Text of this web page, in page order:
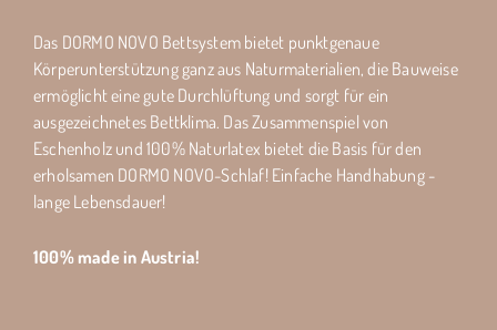
Das DORMO NOVO Bettsystem bietet punktgenaue
Körperunterstützung ganz aus Naturmaterialien, die Bauweise
ermöglicht eine gute Durchlüftung und sorgt für ein
ausgezeichnetes Bettklima. Das Zusammenspiel von
Eschenholz und 100% Naturlatex bietet die Basis für den
erholsamen DORMO NOVO-Schlaf! Einfache Handhabung -
lange Lebensdauer!
100% made in Austria!